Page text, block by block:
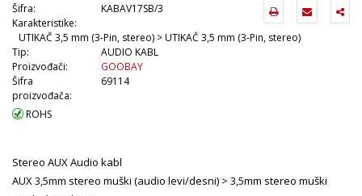
Šifra:
KABAV17SB/3
Karakteristike:
UTIKAČ 3,5 mm (3-Pin, stereo) > UTIKAČ 3,5 mm (3-Pin, stereo)
Tip:
AUDIO KABL
Proizvođači:
GOOBAY
Šifra
proizvođača:
69114
ROHS
Stereo AUX Audio kabl
AUX 3,5mm stereo muški (audio levi/desni) > 3,5mm stereo muški